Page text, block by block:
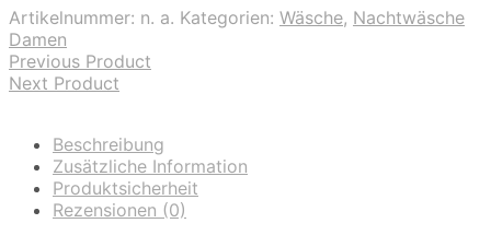
Artikelnummer: n. a. Kategorien: Wäsche, Nachtwäsche
Damen
Previous Product
Next Product
Beschreibung
Zusätzliche Information
Produktsicherheit
Rezensionen (0)